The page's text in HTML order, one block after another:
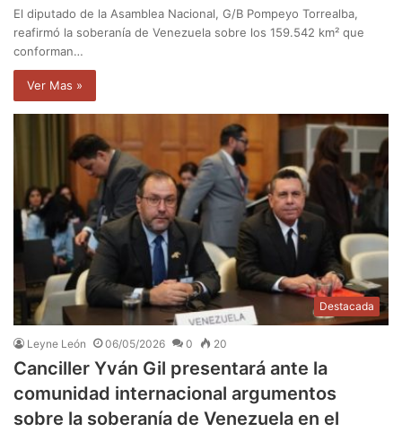
El diputado de la Asamblea Nacional, G/B Pompeyo Torrealba,
reafirmó la soberanía de Venezuela sobre los 159.542 km² que
conforman…
Ver Mas »
Destacada
Leyne León 06/05/2026 0 20
Canciller Yván Gil presentará ante la
comunidad internacional argumentos
sobre la soberanía de Venezuela en el